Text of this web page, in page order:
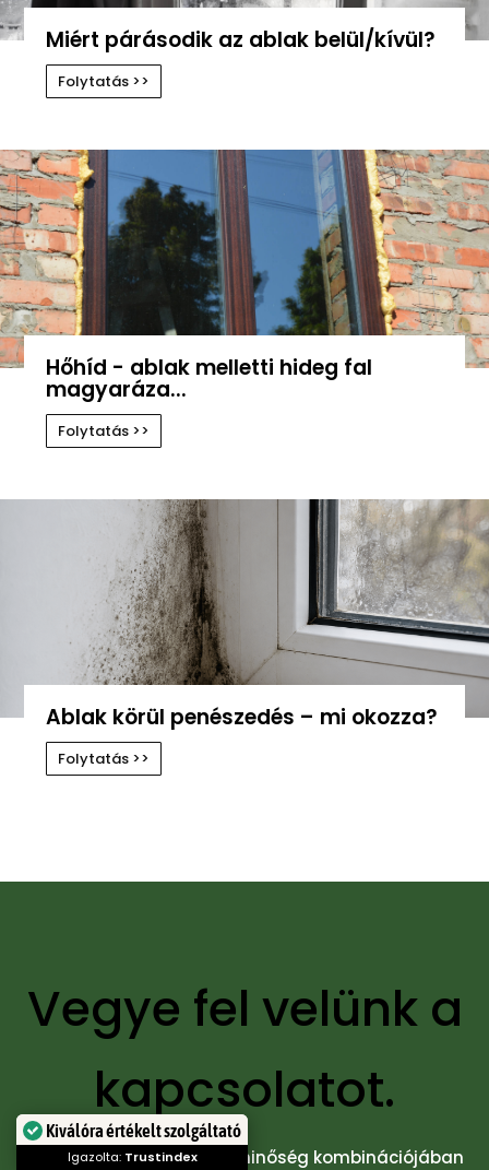
Miért párásodik az ablak belül/kívül?
Folytatás >>
Hőhíd - ablak melletti hideg fal
magyaráza...
Folytatás >>
Ablak körül penészedés – mi okozza?
Folytatás >>
Vegye fel velünk a
kapcsolatot.
Sikerünk a kiváló ár és a minőség kombinációjában
Kiválóra értékelt szolgáltató
Igazolta: Trustindex